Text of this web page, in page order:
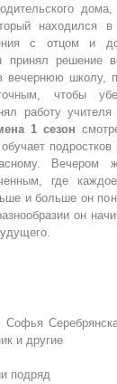
с отцом и
решение
вечернюю школу,
чтобы
работу
1 сезон
Вечером
где
и больше он
он
и другие
подряд